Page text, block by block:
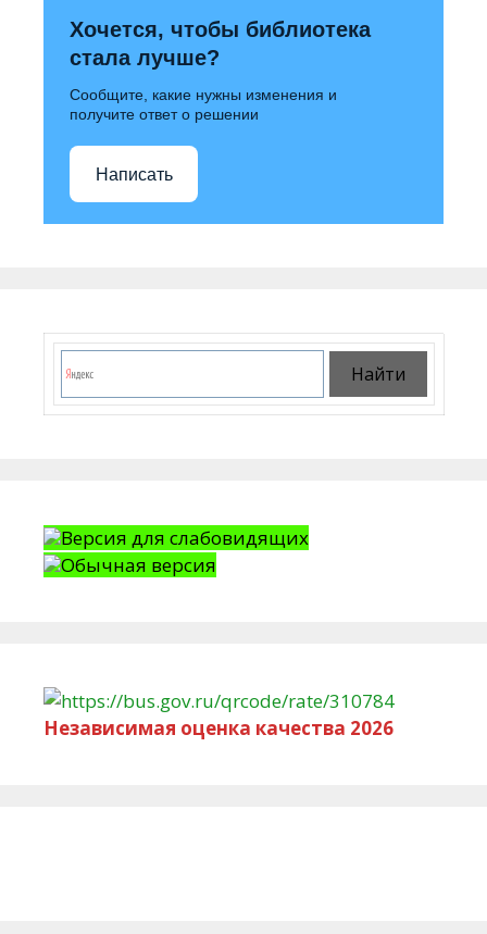
Хочется, чтобы библиотека
стала лучше?
Сообщите, какие нужны изменения и
получите ответ о решении
Написать
Версия для слабовидящих
Обычная версия
Независимая оценка качества 2026